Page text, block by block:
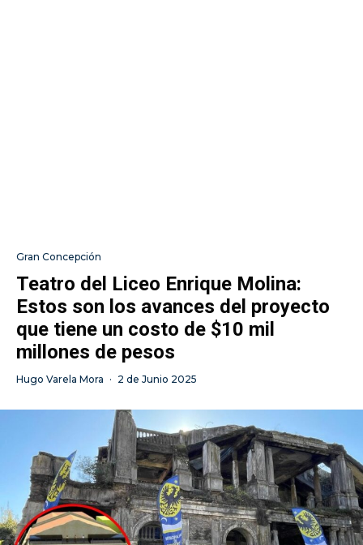
Gran Concepción
Teatro del Liceo Enrique Molina:
Estos son los avances del proyecto
que tiene un costo de $10 mil
millones de pesos
Hugo Varela Mora · 2 de Junio 2025